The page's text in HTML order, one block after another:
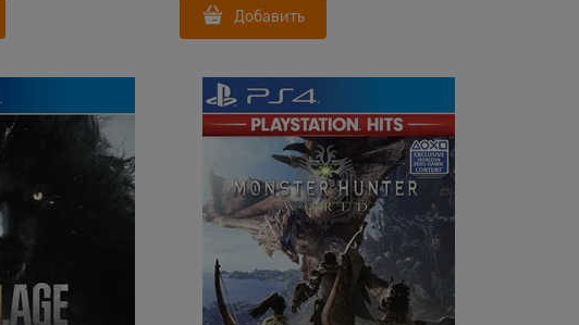
Добавить